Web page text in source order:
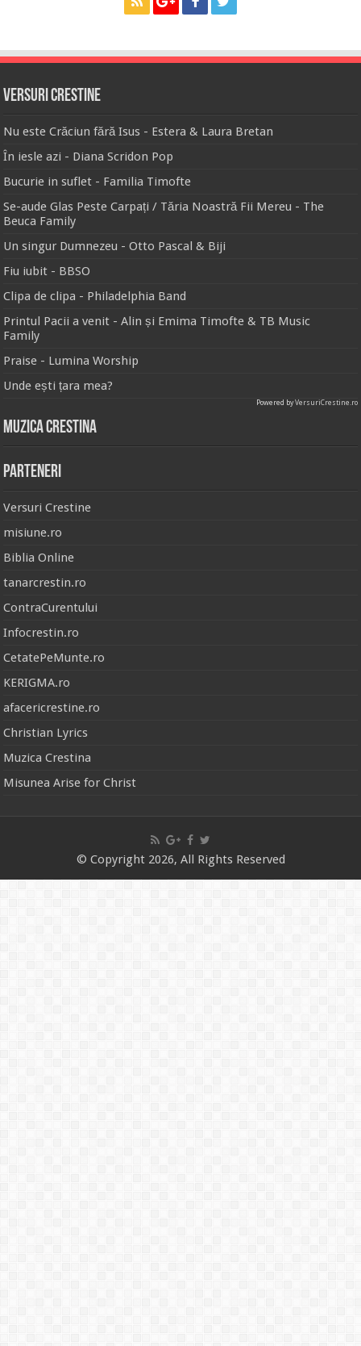
Versuri Crestine
Nu este Crăciun fără Isus - Estera & Laura Bretan
În iesle azi - Diana Scridon Pop
Bucurie in suflet - Familia Timofte
Se-aude Glas Peste Carpați / Tăria Noastră Fii Mereu - The
Beuca Family
Un singur Dumnezeu - Otto Pascal & Biji
Fiu iubit - BBSO
Clipa de clipa - Philadelphia Band
Printul Pacii a venit - Alin și Emima Timofte & TB Music
Family
Praise - Lumina Worship
Unde ești țara mea?
Powered byVersuriCrestine.ro
Muzica Crestina
Parteneri
Versuri Crestine
misiune.ro
Biblia Online
tanarcrestin.ro
ContraCurentului
Infocrestin.ro
CetatePeMunte.ro
KERIGMA.ro
afacericrestine.ro
Christian Lyrics
Muzica Crestina
Misunea Arise for Christ
© Copyright 2026, All Rights Reserved